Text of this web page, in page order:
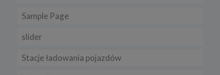
Sample Page
slider
Stacje ładowania pojazdów